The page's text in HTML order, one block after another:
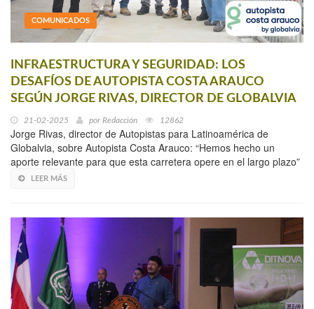
COMUNICADOS
INFRAESTRUCTURA Y SEGURIDAD: LOS
DESAFÍOS DE AUTOPISTA COSTA ARAUCO
SEGÚN JORGE RIVAS, DIRECTOR DE GLOBALVIA
21-02-2025 por Redacción 12862
Jorge Rivas, director de Autopistas para Latinoamérica de
Globalvia, sobre Autopista Costa Arauco: “Hemos hecho un
aporte relevante para que esta carretera opere en el largo plazo”
LEER MÁS